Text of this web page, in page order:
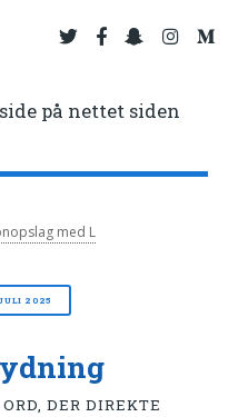
på nettet siden
med L
2025
DER DIREKTE